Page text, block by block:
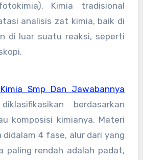
Kimia tradisional
analisis zat kimia, baik di
di luar suatu reaksi, seperti
Smp Dan Jawabannya
berdasarkan
komposisi kimianya. Materi
didalam 4 fase, alur dari yang
paling rendah adalah padat,